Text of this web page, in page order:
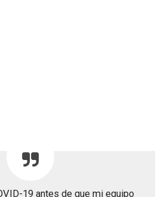
19 antes de que mi equipo